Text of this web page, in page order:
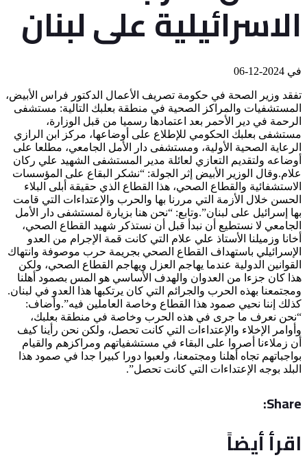
الاسرائيلية على لبنان
في
تفقد وزير الصحة في حكومة تصريف الأعمال الدكتور فراس الأبيض،
المستشفيات والمراكز الصحية في منطقة بعلبك التالية: مستشفى
الرحمة في دير الأحمر بعد اعتمادها رسميا من قبل الوزارة،
مستشفى بعلبك الحكومي للإطلاع على أوضاعها، مركز ابن الرازي
الرعاية الصحية الأولية، ومستشفى دار الأمل الجامعي، مطلعا على
أوضاعه ولتقديم التعازي لعائلة مدير المستشفى الشهيد علي ركان
علام.وقال الوزير الأبيض إثر الجولة: “نشكر البقاع على المؤسسات
الاستشفائية والقطاع الصحي، هذا القطاع الذي حقيقة أبلى البلاء
الحسن خلال الأزمة التي مررنا بها والحرب والإعتداءات التي قامت
بها إسرائيل على لبنان”.وتابع: “نحن هنا بزيارة لمستشفى دار الأمل
الجامعي لا نستطيع أن نبدأ قبل أن نستذكر شهيد القطاع الصحي،
أخانا وزميلنا الأستاذ علي علام التي كانت قمة الإجرام من العدو
الإسرائيلي باستهداف القطاع الصحي بجريمة حرب موصوفة وانتهاك
القوانين الدولية عندما يهاجم العزل ويهاجم القطاع الصحي، ولكن
هذا كان جزءا من العدوان والهدف الأساسي هو المس بصمود أهلنا
ومجتمعنا بهذه الحرب والجرائم التي كان يرتكبها هذا العدو في لبنان.
كذلك إننا نحيي صمود هذا القطاع وخاصة العاملين فيه”.وأضاف:
“نحن نعرف ما جرى في هذه الحرب وخاصة في منطقة بعلبك،
وأوامر الإخلاء والإعتداءات التي كانت تحصل، ولكن نحن رأينا كيف
أن زملاءنا أصروا على البقاء في مستشفياتهم ومراكزهم والقيام
بواجباتهم تجاه أهلنا ومجتمعنا، ولعبوا دورا كبيرا جدا في صمود هذا
البلد بوجه الإعتداءات التي كانت تحصل”.
Share:
اقرأ أيضاً